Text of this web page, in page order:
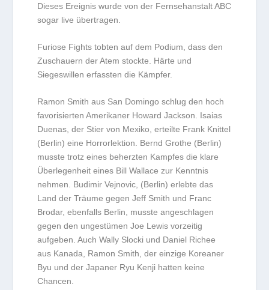
Dieses Ereignis wurde von der Fernsehanstalt ABC
sogar live übertragen.
Furiose Fights tobten auf dem Podium, dass den
Zuschauern der Atem stockte. Härte und
Siegeswillen erfassten die Kämpfer.
Ramon Smith aus San Domingo schlug den hoch
favorisierten Amerikaner Howard Jackson. Isaias
Duenas, der Stier von Mexiko, erteilte Frank Knittel
(Berlin) eine Horrorlektion. Bernd Grothe (Berlin)
musste trotz eines beherzten Kampfes die klare
Überlegenheit eines Bill Wallace zur Kenntnis
nehmen. Budimir Vejnovic, (Berlin) erlebte das
Land der Träume gegen Jeff Smith und Franc
Brodar, ebenfalls Berlin, musste angeschlagen
gegen den ungestümen Joe Lewis vorzeitig
aufgeben. Auch Wally Slocki und Daniel Richee
aus Kanada, Ramon Smith, der einzige Koreaner
Byu und der Japaner Ryu Kenji hatten keine
Chancen.